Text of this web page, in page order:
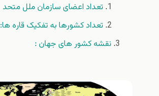
تعداد اعضای سازمان ملل متحد
تعداد کشورها به تفکیک قاره ها:
نقشه کشور های جهان :